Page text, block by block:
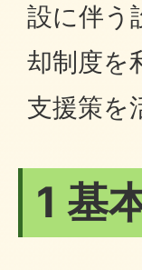
設に伴う
却制度を
支援策を
1 基